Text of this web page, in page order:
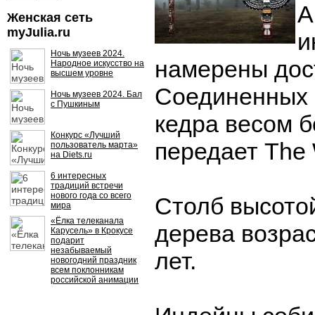
Женская сеть
myJulia.ru
Ночь музеев 2024.
Народное искусство на
высшем уровне
Ночь музеев 2024. Бал
с Пушкиным
Конкурс «Лучший
пользователь марта»
на Diets.ru
6 интересных
традиций встречи
нового года со всего
мира
«Ёлка телеканала
Карусель» в Крокусе
подарит
незабываемый
новогодний праздник
всем поклонникам
российской анимации
намерены
Соединенных
кедра весом
передает
Столб
дерева
лет.